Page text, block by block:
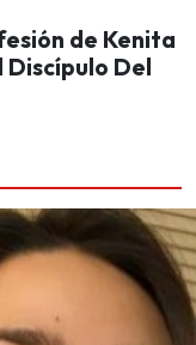
de Kenita
Discípulo Del